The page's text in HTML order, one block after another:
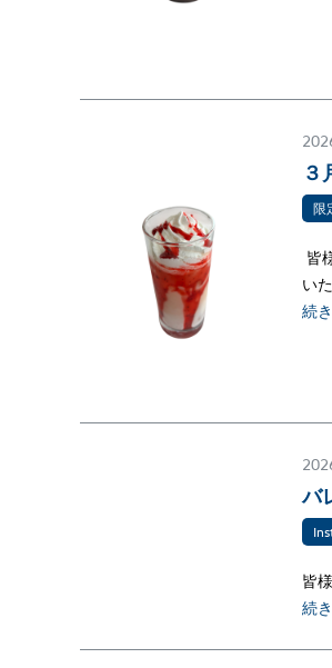
３
限
皆
い
続
バ
皆
続